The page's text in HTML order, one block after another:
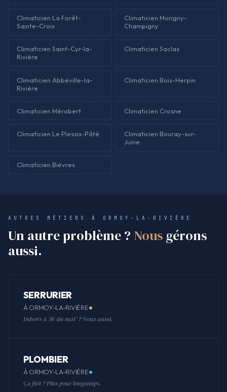
Climaticien La Forêt-
Sainte-Croix
Climaticien Morigny-
Champigny
Climaticien Saint-Cyr-la-
Rivière
Climaticien Saclas
Climaticien Abbéville-la-
Rivière
Climaticien Bois-Herpin
Climaticien Mérobert Climaticien Crosne
Climaticien Le Plessis-Pâté
Climaticien Bouray-sur-
Juine
Climaticien Bièvres
AUTRES MÉTIERS À ORMOY-LA-RIVIÈRE
Un autre problème ? Nous gérons
aussi.
SERRURIER
À ORMOY-LA-RIVIÈRE
Dehors à 3h du mat' ? Nous aussi.
PLOMBIER
À ORMOY-LA-RIVIÈRE
Ça fuit ? Plus pour longtemps.